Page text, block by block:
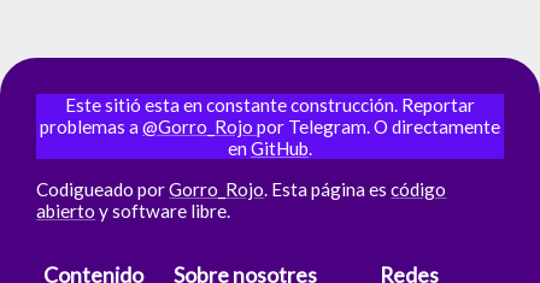
Este sitió esta en constante construcción. Reportar
problemas a@Gorro_Rojo por Telegram. O directamente
enGitHub.
Codigueado porGorro_Rojo . Esta página escódigo
abierto y software libre.
Contenido Sobre nosotres Redes